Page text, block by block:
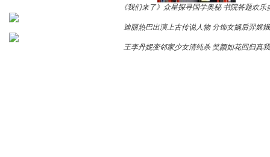
《我们来了》众星探寻国学奥秘 书院答题欢乐
迪丽热巴出演上古传说人物 分饰女娲后羿嫦娥
王李丹妮变邻家少女清纯杀 笑颜如花回归真我